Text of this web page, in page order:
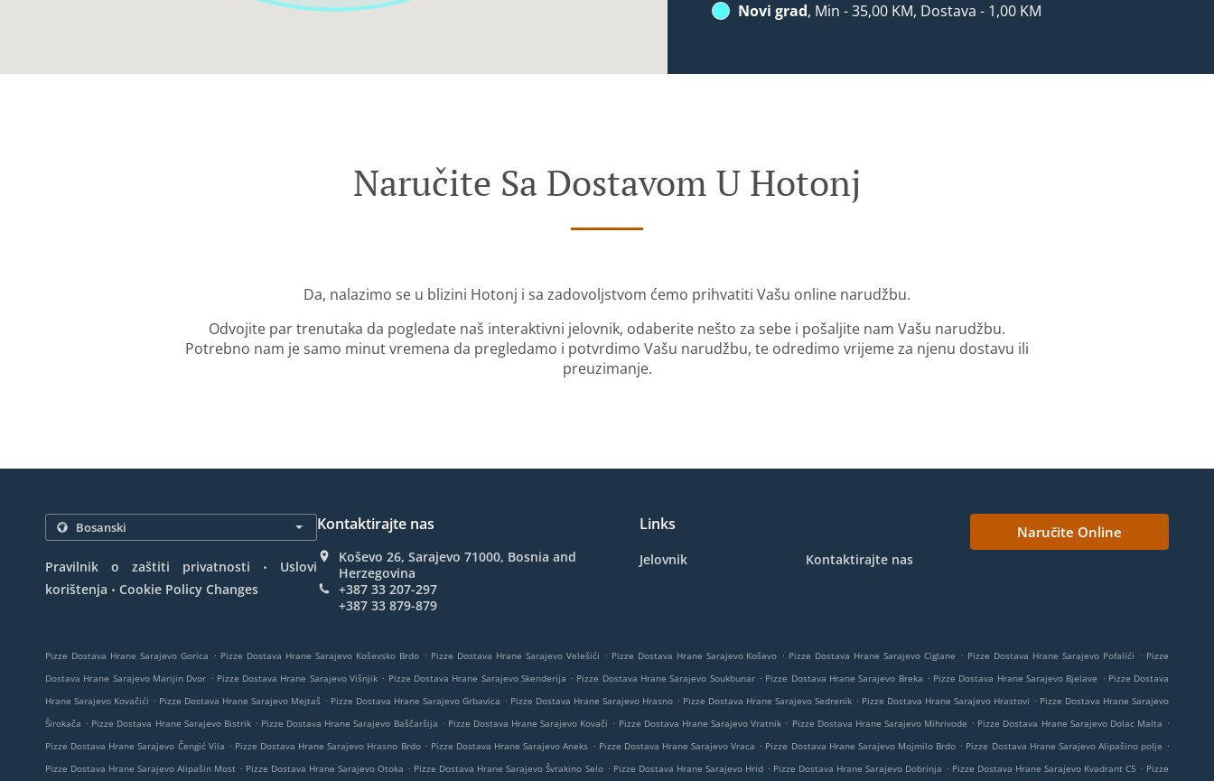
Novi grad, Min - 35,00 KM, Dostava - 1,00 KM
Naručite Sa Dostavom U Hotonj
Da, nalazimo se u blizini Hotonj i sa zadovoljstvom ćemo prihvatiti Vašu online narudžbu.
Odvojite par trenutaka da pogledate naš interaktivni jelovnik, odaberite nešto za sebe i pošaljite nam Vašu narudžbu.
Potrebno nam je samo minut vremena da pregledamo i potvrdimo Vašu narudžbu, te odredimo vrijeme za njenu dostavu ili
preuzimanje.
Pravilnik o zaštiti privatnosti .
Uslovi
korištenja . Cookie Policy Changes
Kontaktirajte nas
Koševo 26, Sarajevo 71000, Bosnia and
Herzegovina
+387 33 207-297
+387 33 879-879
Links
Jelovnik Kontaktirajte nas
Naručite Online
Pizze Dostava Hrane Sarajevo Gorica . Pizze Dostava Hrane Sarajevo Koševsko Brdo . Pizze Dostava Hrane Sarajevo Velešići . Pizze Dostava Hrane Sarajevo Koševo . Pizze Dostava Hrane Sarajevo Ciglane . Pizze Dostava Hrane Sarajevo Pofalići . Pizze
Dostava Hrane Sarajevo Marijin Dvor . Pizze Dostava Hrane Sarajevo Višnjik . Pizze Dostava Hrane Sarajevo Skenderija . Pizze Dostava Hrane Sarajevo Soukbunar . Pizze Dostava Hrane Sarajevo Breka . Pizze Dostava Hrane Sarajevo Bjelave . Pizze Dostava
Hrane Sarajevo Kovačići . Pizze Dostava Hrane Sarajevo Mejtaš . Pizze Dostava Hrane Sarajevo Grbavica . Pizze Dostava Hrane Sarajevo Hrasno . Pizze Dostava Hrane Sarajevo Sedrenik . Pizze Dostava Hrane Sarajevo Hrastovi . Pizze Dostava Hrane Sarajevo
Širokača . Pizze Dostava Hrane Sarajevo Bistrik . Pizze Dostava Hrane Sarajevo Baščaršija . Pizze Dostava Hrane Sarajevo Kovači . Pizze Dostava Hrane Sarajevo Vratnik . Pizze Dostava Hrane Sarajevo Mihrivode . Pizze Dostava Hrane Sarajevo Dolac Malta .
Pizze Dostava Hrane Sarajevo Čengić Vila . Pizze Dostava Hrane Sarajevo Hrasno Brdo . Pizze Dostava Hrane Sarajevo Aneks . Pizze Dostava Hrane Sarajevo Vraca . Pizze Dostava Hrane Sarajevo Mojmilo Brdo . Pizze Dostava Hrane Sarajevo Alipašino polje .
Pizze Dostava Hrane Sarajevo Alipašin Most . Pizze Dostava Hrane Sarajevo Otoka . Pizze Dostava Hrane Sarajevo Švrakino Selo . Pizze Dostava Hrane Sarajevo Hrid . Pizze Dostava Hrane Sarajevo Dobrinja . Pizze Dostava Hrane Sarajevo Kvadrant C5 . Pizze